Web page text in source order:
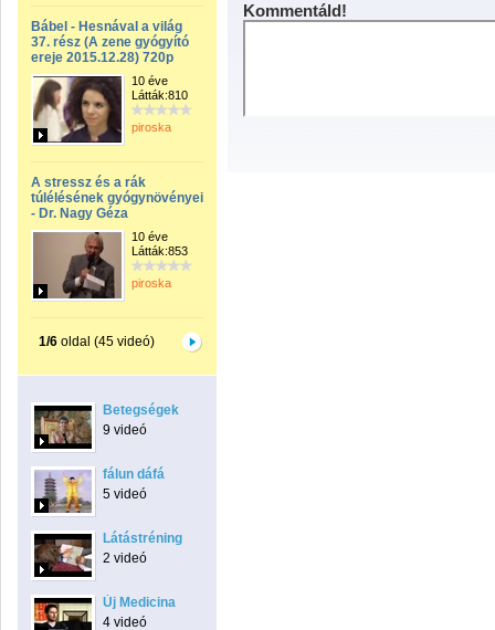
Bábel - Hesnával a világ
37. rész (A zene gyógyító
ereje 2015.12.28) 720p
10 éve
Látták:810
piroska
A stressz és a rák
túlélésének gyógynövényei
- Dr. Nagy Géza
10 éve
Látták:853
piroska
1/6oldal (45 videó)
Betegségek
9 videó
fálun dáfá
5 videó
Látástréning
2 videó
Új Medicina
4 videó
Kommentáld!